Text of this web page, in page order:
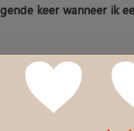
keer wanneer ik